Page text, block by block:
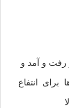
رفت و آمد و
انتفاع